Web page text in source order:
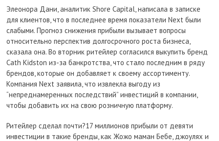
Элеонора Дани, аналитик Shore Capital, написала в записке
для клиентов, что в последнее время показатели Next были
слабыми. Прогноз снижения прибыли вызывает вопросы
относительно перспектив долгосрочного роста бизнеса,
сказала она. Во вторник ритейлер согласился выкупить бренд
Cath Kidston из-за банкротства, что стало последним в ряду
брендов, которые он добавляет к своему ассортименту.
Компания Next заявила, что извлекла выгоду из
“непреднамеренных последствий” инвестиций в компании,
чтобы добавить их на свою розничную платформу.
Ритейлер сделал почти?17 миллионов прибыли от девяти
инвестиции в такие бренды, как Жожо маман Бебе, джоулях и